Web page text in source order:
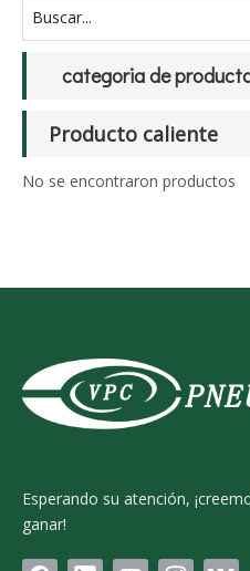
categoria de
Producto caliente
No se encontraron productos
Esperando su atención,
ganar!